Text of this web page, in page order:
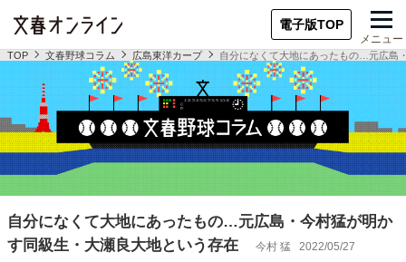
電子版TOP
メニュー
TOP 文春野球コラム 広島東洋カープ 自分になくて大地にあったもの…元広島
自分になくて大地にあったもの…元広島・今村猛が明か
す同級生・大瀬良大地という存在
今村 猛 2022/05/27